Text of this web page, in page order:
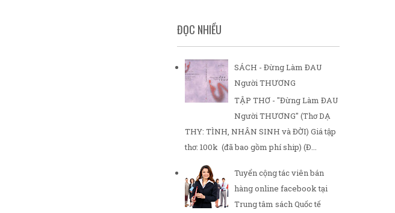
ĐỌC NHIỀU
SÁCH - Đừng Làm ĐAU
Người THƯƠNG
TẬP THƠ - "Đừng Làm ĐAU
Người THƯƠNG" (Thơ DẠ
THY: TÌNH, NHÂN SINH và ĐỜI) Giá tập
thơ: 100k (đã bao gồm phí ship) (Đ...
Tuyển cộng tác viên bán
hàng online facebook tại
Trung tâm sách Quốc tế